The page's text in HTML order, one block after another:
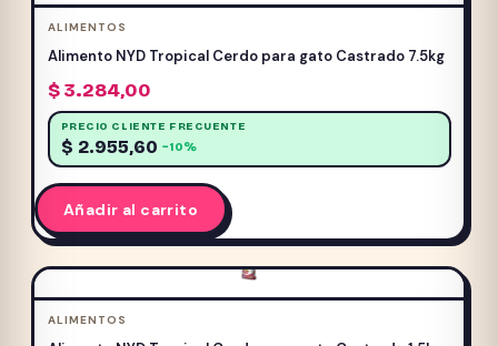
ALIMENTOS
Alimento NYD Tropical Cerdo para gato Castrado 7.5kg
$3.284,00
PRECIO CLIENTE FRECUENTE
$ 2.955,60 −10%
Añadir al carrito
ALIMENTOS